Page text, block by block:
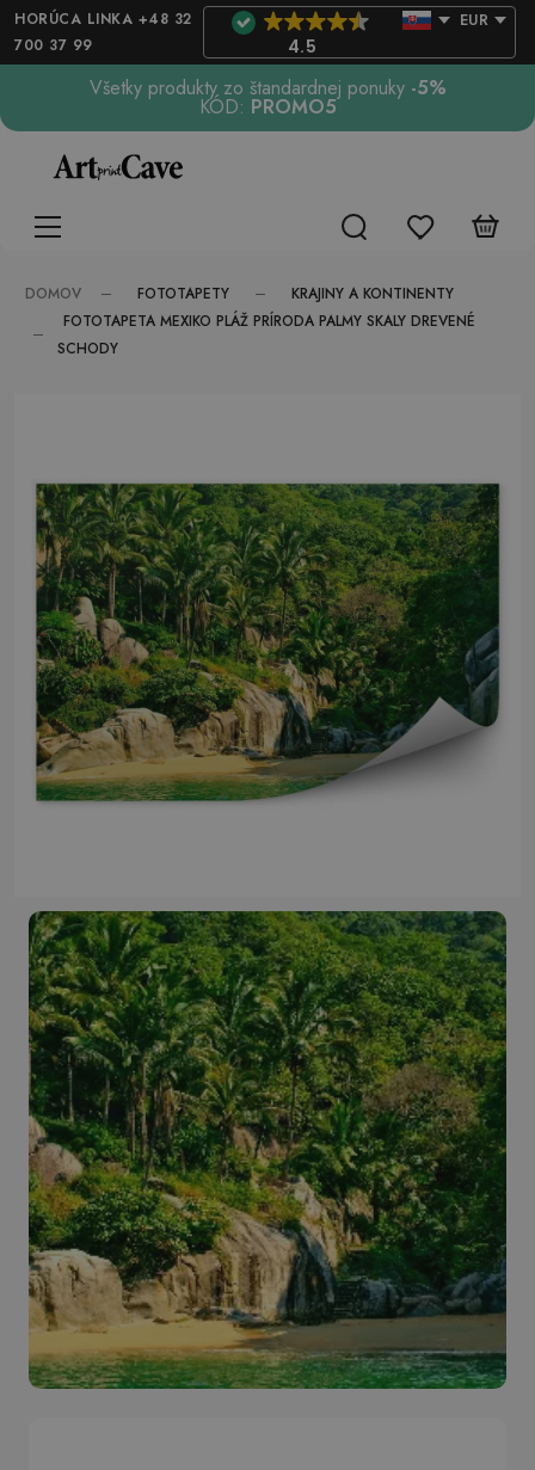
HORÚCA LINKA +48 32
700 37 99
4.5
EUR
Všetky produkty zo štandardnej ponuky -5%
KÓD: PROMO5
DOMOV FOTOTAPETY
KRAJINY A KONTINENTY
FOTOTAPETA MEXIKO PLÁŽ PRÍRODA PALMY SKALY DREVENÉ
SCHODY